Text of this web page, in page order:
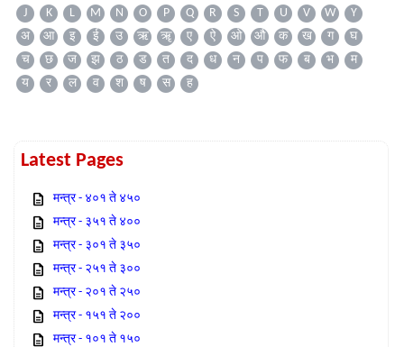
J
K L M N O P Q R S T U V W
Y
अ
आ इ ई उ ऋ ॠ ए ऐ ओ औ क ख ग
घ
च
छ ज झ ठ ड त द ध न प फ ब भ
म
य
र ल व श ष स ह
Latest Pages
मन्त्र - ४०१ ते ४५०
मन्त्र - ३५१ ते ४००
मन्त्र - ३०१ ते ३५०
मन्त्र - २५१ ते ३००
मन्त्र - २०१ ते २५०
मन्त्र - १५१ ते २००
मन्त्र - १०१ ते १५०